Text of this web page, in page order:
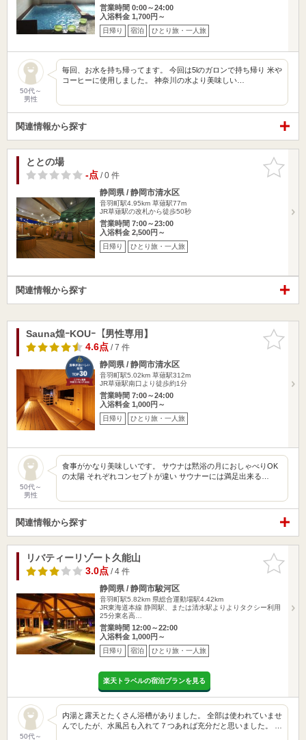
営業時間 0:00～24:00
入浴料金 1,700円～
日帰り 宿泊 ひとり旅・一人旅
50代～
男性
毎回、お水を持ち帰ってます。 今回は5lのガロンで持ち帰り 米や
コーヒーに使用しました。 神奈川の水より美味しい…
関連情報から探す
お気に入
りに追加
ととの場
-点/ 0 件
静岡県 / 静岡市清水区
音羽町駅4.95km 草薙駅77m
JR草薙駅の改札から徒歩50秒
営業時間 7:00～23:00
入浴料金 2,500円～
日帰り ひとり旅・一人旅
関連情報から探す
お気に入
りに追加
Sauna煌ｰKOUｰ【男性専用】
4.6点/ 7 件
静岡県 / 静岡市清水区
音羽町駅5.02km 草薙駅312m
JR草薙駅南口より徒歩約1分
営業時間 7:00～24:00
入浴料金 1,000円～
日帰り ひとり旅・一人旅
50代～
男性
食事がかなり美味しいです。 サウナは黙浴の月におしゃべりOK
の太陽 それぞれコンセプトが違い サウナーには満足出来る…
関連情報から探す
お気に入
りに追加
リバティーリゾート久能山
3.0点/ 4 件
静岡県 / 静岡市駿河区
音羽町駅5.82km 県総合運動場駅4.42km
JR東海道本線 静岡駅、または清水駅よりよりタクシー利用
25分東名高…
営業時間 12:00～22:00
入浴料金 1,000円～
日帰り 宿泊 ひとり旅・一人旅
楽天トラベルの宿泊プランを見る
50代～
内湯と露天とたくさん浴槽がありました。 全部は使われていませ
んでしたが、水風呂も入れて７つあれば充分だと思いました。 …